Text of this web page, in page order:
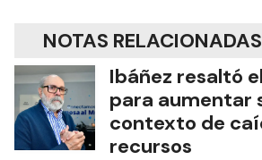
NOTAS RELACIONADAS
Ibáñez resaltó
para aumentar
contexto de
recursos